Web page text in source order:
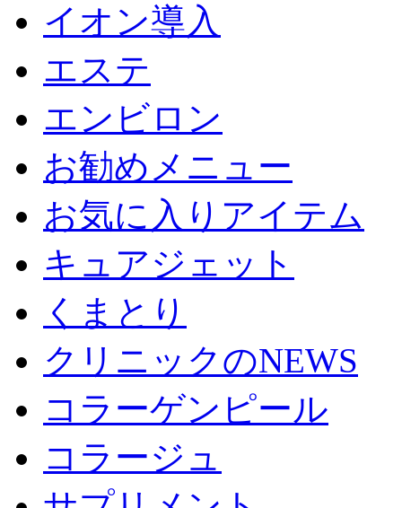
イオン導入
エステ
エンビロン
お勧めメニュー
お気に入りアイテム
キュアジェット
くまとり
クリニックのNEWS
コラーゲンピール
コラージュ